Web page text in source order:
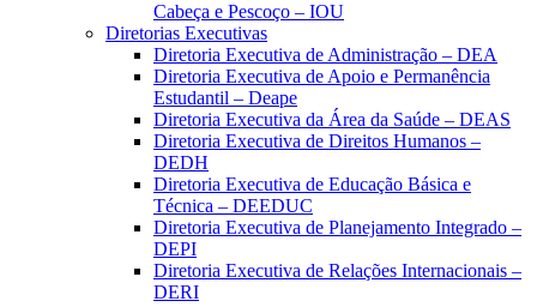
Cabeça e Pescoço – IOU
Diretorias Executivas
Diretoria Executiva de Administração – DEA
Diretoria Executiva de Apoio e Permanência
Estudantil – Deape
Diretoria Executiva da Área da Saúde – DEAS
Diretoria Executiva de Direitos Humanos –
DEDH
Diretoria Executiva de Educação Básica e
Técnica – DEEDUC
Diretoria Executiva de Planejamento Integrado –
DEPI
Diretoria Executiva de Relações Internacionais –
DERI